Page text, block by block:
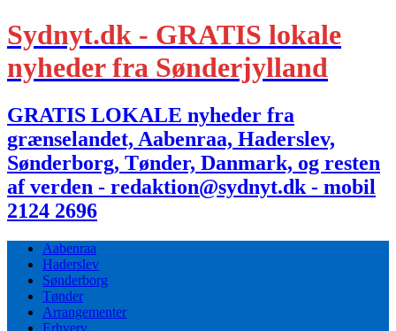
Sydnyt.dk - GRATIS lokale
nyheder fra Sønderjylland
GRATIS LOKALE nyheder fra
grænselandet, Aabenraa, Haderslev,
Sønderborg, Tønder, Danmark, og resten
af verden - redaktion@sydnyt.dk - mobil
2124 2696
Aabenraa
Haderslev
Sønderborg
Tønder
Arrangementer
Erhverv